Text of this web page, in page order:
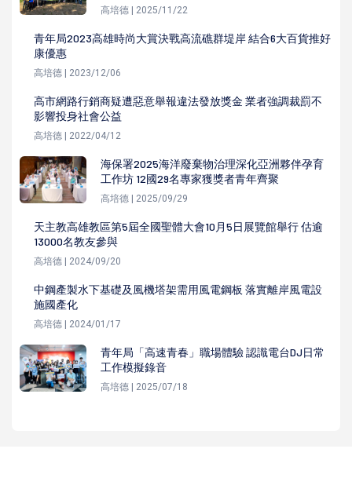
高培德 | 2025/11/22
青年局2023高雄時尚大賞決戰高流礁群堤岸 結合6大百貨推好
康優惠
高培德 | 2023/12/06
高市網路行銷商疑遭惡意舉報違法發放獎金 業者強調裁罰不
影響投身社會公益
高培德 | 2022/04/12
海保署2025海洋廢棄物治理深化亞洲夥伴孕育
工作坊 12國29名專家獲獎者青年齊聚
高培德 | 2025/09/29
天主教高雄教區第5屆全國聖體大會10月5日展覽館舉行 估逾
13000名教友參與
高培德 | 2024/09/20
中鋼產製水下基礎及風機塔架需用風電鋼板 落實離岸風電設
施國產化
高培德 | 2024/01/17
青年局「高速青春」職場體驗 認識電台DJ日常
工作模擬錄音
高培德 | 2025/07/18